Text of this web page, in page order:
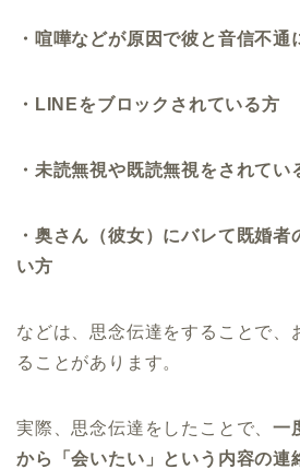
・喧嘩などが原因で彼と音信不通
・LINEをブロックされている方
・未読無視や既読無視をされてい
・奥さん（彼女）にバレて既婚者
い方
などは、思念伝達をすることで、
ることがあります。
実際、思念伝達をしたことで、一
から「会いたい」という内容の連